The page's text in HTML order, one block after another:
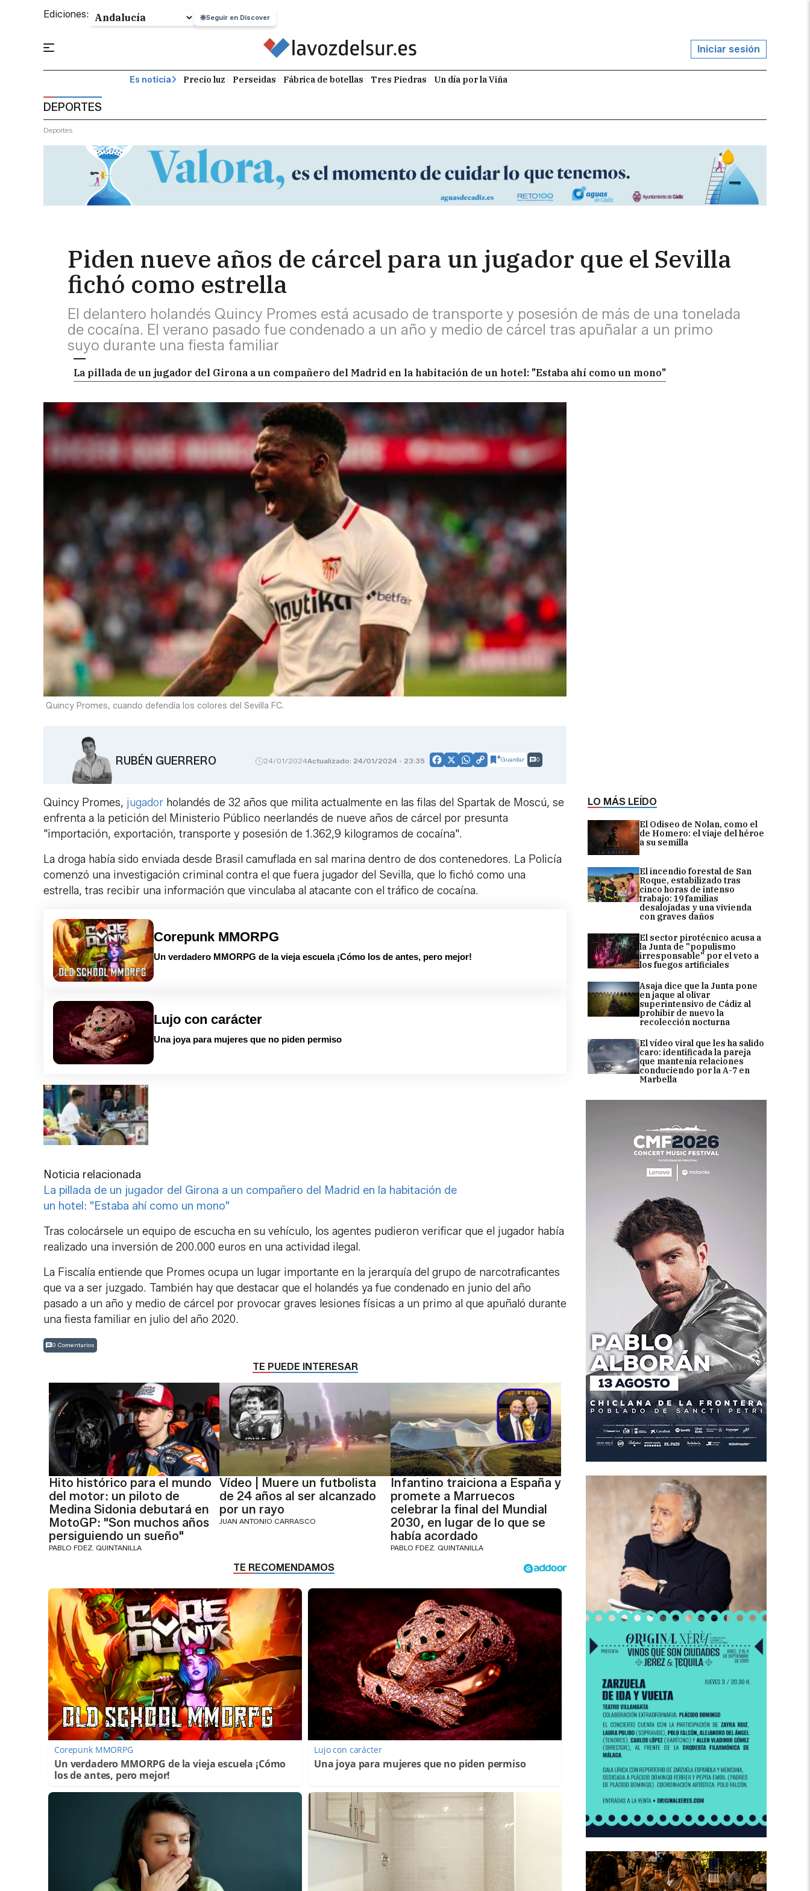
Ediciones: Seguir en Discover
Iniciar sesión
Es noticia Precio luz Perseidas Fábrica de botellas Tres Piedras Un día por la Viña
DEPORTES
Deportes
Piden nueve años de cárcel para un jugador que el Sevilla
fichó como estrella
El delantero holandés Quincy Promes está acusado de transporte y posesión de más de una tonelada
de cocaína. El verano pasado fue condenado a un año y medio de cárcel tras apuñalar a un primo
suyo durante una fiesta familiar
La pillada de un jugador del Girona a un compañero del Madrid en la habitación de un hotel: "Estaba ahí como un mono"
LO MÁS LEÍDO
El Odiseo de Nolan, como el
de Homero: el viaje del héroe
a su semilla
El incendio forestal de San
Roque, estabilizado tras
cinco horas de intenso
trabajo: 19 familias
desalojadas y una vivienda
con graves daños
El sector pirotécnico acusa a
la Junta de "populismo
irresponsable" por el veto a
los fuegos artificiales
Asaja dice que la Junta pone
en jaque al olivar
superintensivo de Cádiz al
prohibir de nuevo la
recolección nocturna
El vídeo viral que les ha salido
caro: identificada la pareja
que mantenía relaciones
conduciendo por la A-7 en
Marbella
Quincy Promes, cuando defendía los colores del Sevilla FC.
RUBÉN GUERRERO 24/01/2024Actualizado: 24/01/2024 - 23:35 Facebook
X WhatsApp
CopyGuardar 0
Quincy Promes, jugador holandés de 32 años que milita actualmente en las filas del Spartak de Moscú, se
enfrenta a la petición del Ministerio Público neerlandés de nueve años de cárcel por presunta
"importación, exportación, transporte y posesión de 1.362,9 kilogramos de cocaína".
La droga había sido enviada desde Brasil camuflada en sal marina dentro de dos contenedores. La Policía
comenzó una investigación criminal contra el que fuera jugador del Sevilla, que lo fichó como una
estrella, tras recibir una información que vinculaba al atacante con el tráfico de cocaína.
Corepunk MMORPG
Un verdadero MMORPG de la vieja escuela ¡Cómo los de antes, pero mejor!
Lujo con carácter
Una joya para mujeres que no piden permiso
Noticia relacionada
La pillada de un jugador del Girona a un compañero del Madrid en la habitación de
un hotel: "Estaba ahí como un mono"
Tras colocársele un equipo de escucha en su vehículo, los agentes pudieron verificar que el jugador había
realizado una inversión de 200.000 euros en una actividad ilegal.
La Fiscalía entiende que Promes ocupa un lugar importante en la jerarquía del grupo de narcotraficantes
que va a ser juzgado. También hay que destacar que el holandés ya fue condenado en junio del año
pasado a un año y medio de cárcel por provocar graves lesiones físicas a un primo al que apuñaló durante
una fiesta familiar en julio del año 2020.
0 Comentarios
TE PUEDE INTERESAR
Hito histórico para el mundo
del motor: un piloto de
Medina Sidonia debutará en
MotoGP: "Son muchos años
persiguiendo un sueño"
PABLO FDEZ. QUINTANILLA
Vídeo | Muere un futbolista
de 24 años al ser alcanzado
por un rayo
JUAN ANTONIO CARRASCO
Infantino traiciona a España y
promete a Marruecos
celebrar la final del Mundial
2030, en lugar de lo que se
había acordado
PABLO FDEZ. QUINTANILLA
Corepunk MMORPG
Un verdadero MMORPG de la vieja escuela ¡Cómo
los de antes, pero mejor!
Lujo con carácter
Una joya para mujeres que no piden permiso